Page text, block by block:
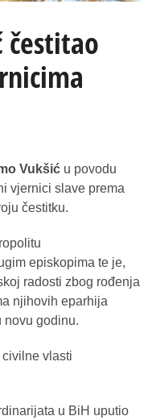
čestitao
Vukšić u povodu
vjernici slave prema
čestitku.
episkopima te je,
radosti zbog rođenja
njihovih eparhija
novu godinu.
vlasti
u BiH uputio